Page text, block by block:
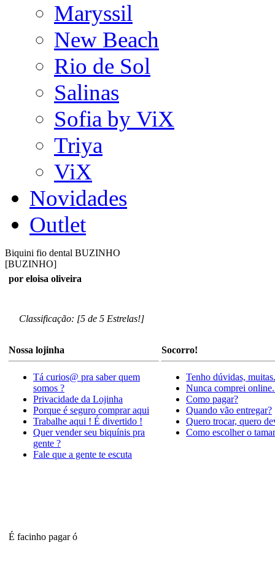
Maryssil
New Beach
Rio de Sol
Salinas
Sofia by ViX
Triya
ViX
Novidades
Outlet
Biquini fio dental BUZINHO
[BUZINHO]
por eloisa oliveira
Classificação: [5 de 5 Estrelas!]
Nossa lojinha
Tá curios@ pra saber quem
somos ?
Privacidade da Lojinha
Porque é seguro comprar aqui
Trabalhe aqui ! É divertido !
Quer vender seu biquínis pra
gente ?
Fale que a gente te escuta
Socorro!
Tenho dúvidas, muitas.
Nunca comprei online.
Como pagar?
Quando vão entregar?
Quero trocar, quero
Como escolher o
É facinho pagar ó